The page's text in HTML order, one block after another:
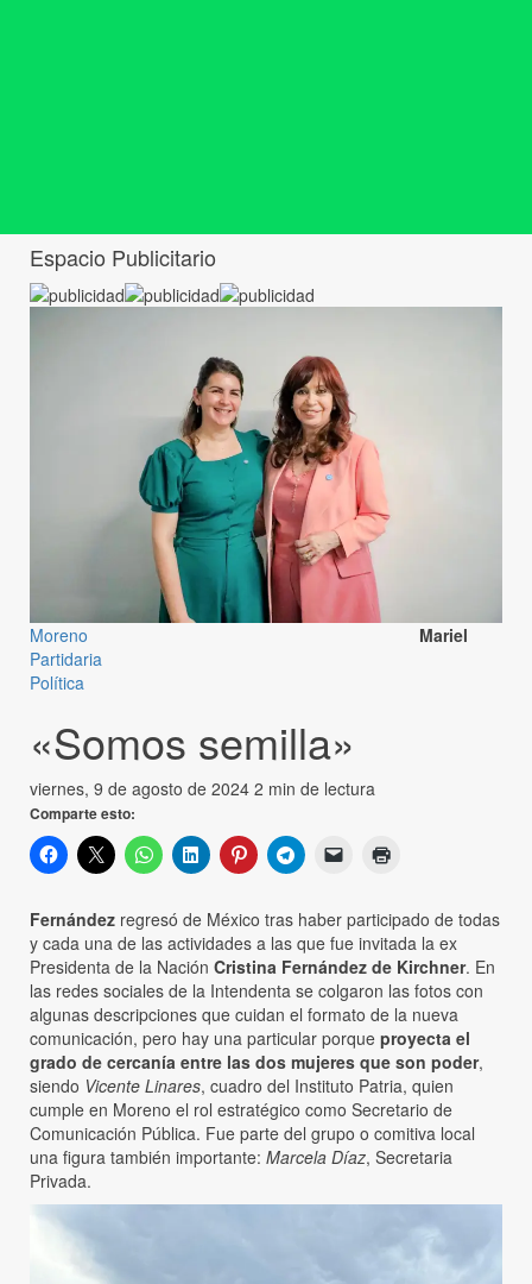
Espacio Publicitario
Moreno
Partidaria
Política
«Somos semilla»
viernes, 9 de agosto de 2024 2 min de lectura
Comparte esto:
Mariel
Fernández regresó de México tras haber participado de todas
y cada una de las actividades a las que fue invitada la ex
Presidenta de la Nación Cristina Fernández de Kirchner. En
las redes sociales de la Intendenta se colgaron las fotos con
algunas descripciones que cuidan el formato de la nueva
comunicación, pero hay una particular porque proyecta el
grado de cercanía entre las dos mujeres que son poder,
siendo Vicente Linares, cuadro del Instituto Patria, quien
cumple en Moreno el rol estratégico como Secretario de
Comunicación Pública. Fue parte del grupo o comitiva local
una figura también importante: Marcela Díaz, Secretaria
Privada.